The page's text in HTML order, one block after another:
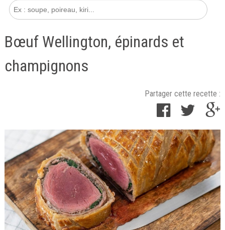
Bœuf Wellington, épinards et
champignons
Partager cette recette :